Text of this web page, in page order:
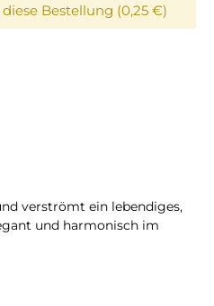
Bestellung (0,25 €)
verströmt ein lebendiges,
und harmonisch im